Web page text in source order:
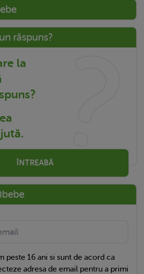
răspuns?
la
ÎNTREABĂ
peste 16 ani si sunt de acord ca
adresa de email pentru a primi